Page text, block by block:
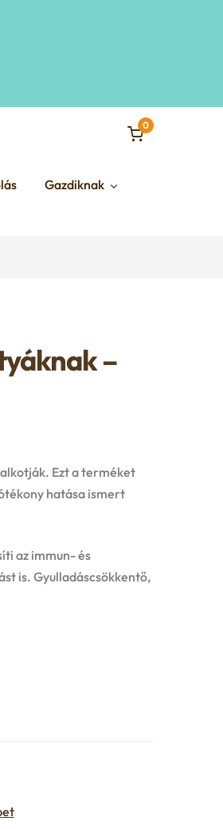
0
Gazdiknak
–
Ezt a terméket
hatása ismert
az immun- és
is. Gyulladáscsökkentő,